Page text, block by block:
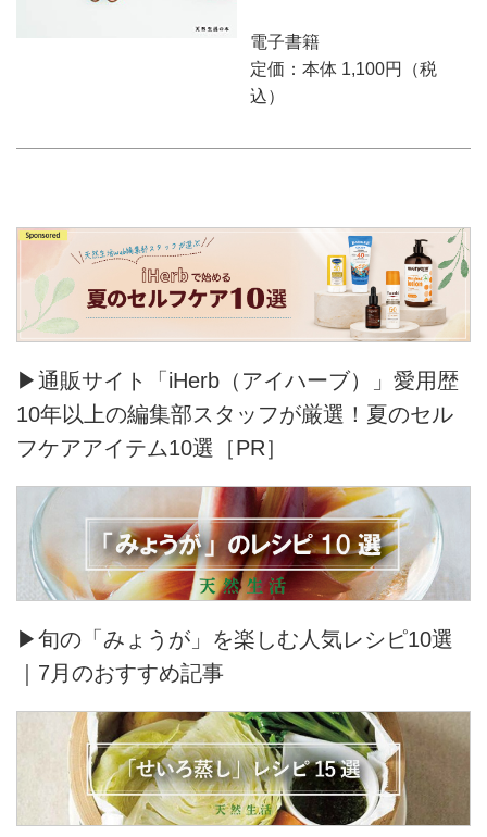
電子書籍
定価：本体 1,100円（税
込）
▶通販サイト「iHerb（アイハーブ）」愛用歴
10年以上の編集部スタッフが厳選！夏のセル
フケアアイテム10選［PR］
▶旬の「みょうが」を楽しむ人気レシピ10選
｜7月のおすすめ記事